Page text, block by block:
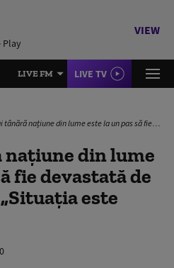
Play
VIEW
LIVE FM LIVE TV
din lume este la un pas să fie devastată de un război civil. „Situația este alarmantă”
națiune din lume
fie devastată de
este